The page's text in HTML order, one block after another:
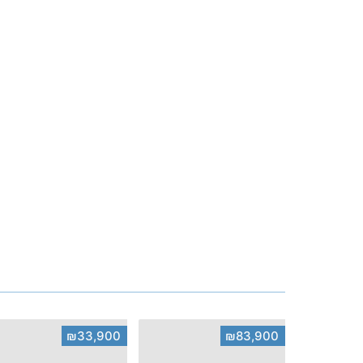
₪33,900 ₪83,900